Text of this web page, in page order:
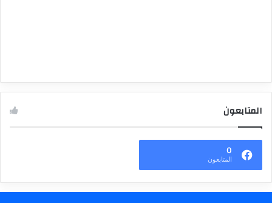
المتابعون
0
المتابعون